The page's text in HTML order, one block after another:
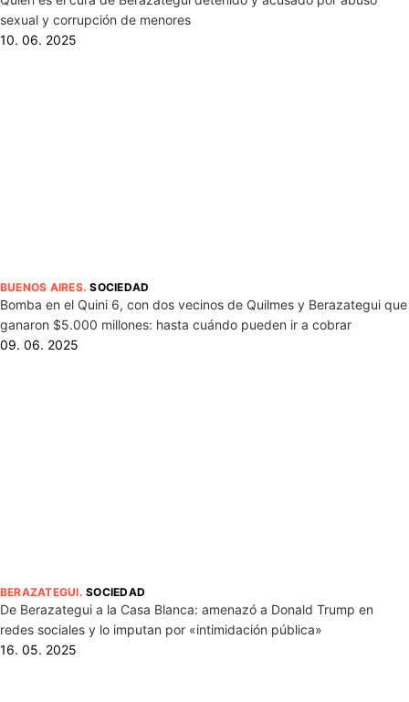
sexual y corrupción de menores
10. 06. 2025
BUENOS AIRES.SOCIEDAD
Bomba en el Quini 6, con dos vecinos de Quilmes y Berazategui que
ganaron $5.000 millones: hasta cuándo pueden ir a cobrar
09. 06. 2025
BERAZATEGUI.SOCIEDAD
De Berazategui a la Casa Blanca: amenazó a Donald Trump en
redes sociales y lo imputan por «intimidación pública»
16. 05. 2025